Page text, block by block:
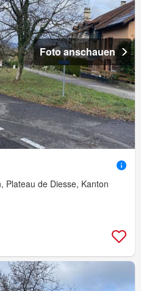
Foto anschauen
Plateau de Diesse, Kanton